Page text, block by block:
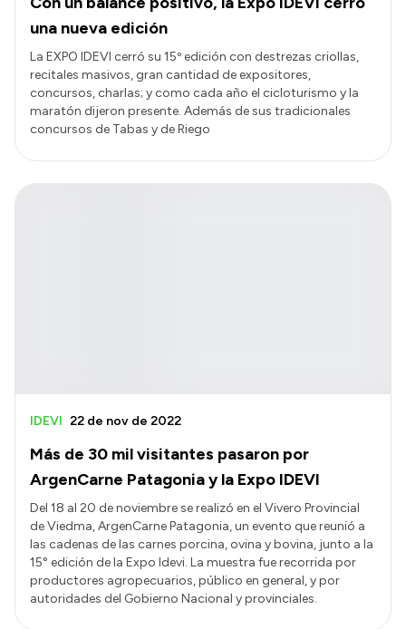
una nueva edición
La EXPO IDEVI cerró su 15º edición con destrezas criollas,
recitales masivos, gran cantidad de expositores,
concursos, charlas; y como cada año el cicloturismo y la
maratón dijeron presente. Además de sus tradicionales
concursos de Tabas y de Riego
Más de 30 mil visitantes pasaron por
ArgenCarne Patagonia y la Expo IDEVI
IDEVI 22 de nov de 2022
Del 18 al 20 de noviembre se realizó en el Vivero Provincial
de Viedma, ArgenCarne Patagonia, un evento que reunió a
las cadenas de las carnes porcina, ovina y bovina, junto a la
15° edición de la Expo Idevi. La muestra fue recorrida por
productores agropecuarios, público en general, y por
autoridades del Gobierno Nacional y provinciales.